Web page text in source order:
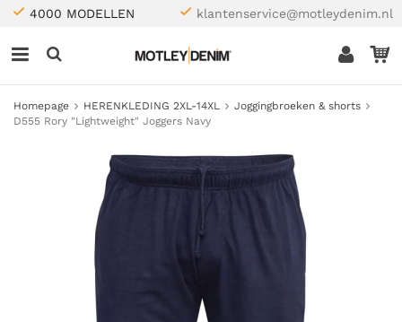
4000 MODELLEN klantenservice@motleydenim.nl
Homepage HERENKLEDING 2XL-14XL
Joggingbroeken & shorts
D555 Rory "Lightweight" Joggers Navy